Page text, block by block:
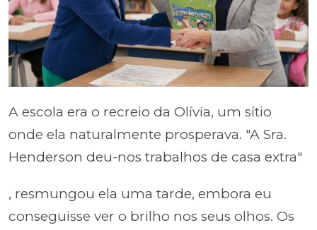
A escola era o recreio da Olívia, um sítio
onde ela naturalmente prosperava. "A Sra.
Henderson deu-nos trabalhos de casa extra"
, resmungou ela uma tarde, embora eu
conseguisse ver o brilho nos seus olhos. Os